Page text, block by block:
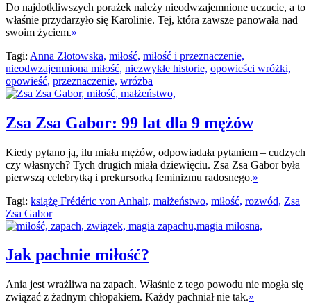
Do najdotkliwszych porażek należy nieodwzajemnione uczucie, a to
właśnie przydarzyło się Karolinie. Tej, która zawsze panowała nad
swoim życiem.»
Tagi: Anna Złotowska, miłość, miłość i przeznaczenie,
nieodwzajemniona miłość, niezwykłe historie, opowieści wróżki,
opowieść, przeznaczenie, wróżba
Zsa Zsa Gabor: 99 lat dla 9 mężów
Kiedy pytano ją, ilu miała mężów, odpowiadała pytaniem – cudzych
czy własnych? Tych drugich miała dziewięciu. Zsa Zsa Gabor była
pierwszą celebrytką i prekursorką feminizmu radosnego.»
Tagi: książę Frédéric von Anhalt, małżeństwo, miłość, rozwód, Zsa
Zsa Gabor
Jak pachnie miłość?
Ania jest wrażliwa na zapach. Właśnie z tego powodu nie mogła się
związać z żadnym chłopakiem. Każdy pachniał nie tak.»